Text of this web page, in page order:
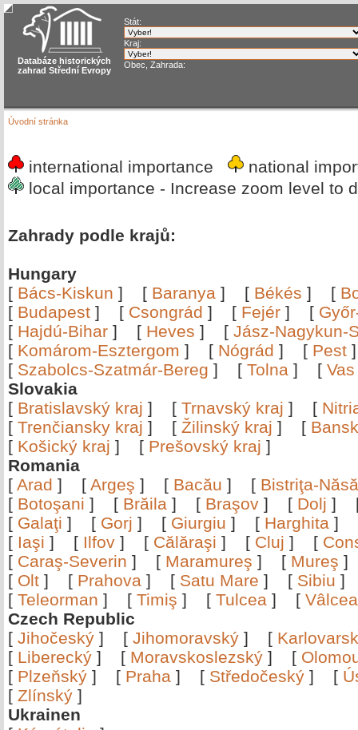
Databáze historických
zahrad Střední Evropy
Stát:
Kraj:
Obec, Zahrada:
Úvodní stránka
international importance
national
local importance - Increase zoom level to
Zahrady podle krajů:
Hungary
[ Bács-Kiskun ] [ Baranya ] [ Békés ] [
[ Budapest ] [ Csongrád ] [ Fejér ] [
[ Hajdú-Bihar ] [ Heves ] [ Jász-Nagykun-
[ Komárom-Esztergom ] [ Nógrád ] [ Pest
[ Szabolcs-Szatmár-Bereg ] [ Tolna ] [ Vas
Slovakia
[ Bratislavský kraj ] [ Trnavský kraj ] [
[ Trenčiansky kraj ] [ Žilinský kraj ] [
[ Košický kraj ] [ Prešovský kraj ]
Romania
[ Arad ] [ Argeş ] [ Bacău ] [ Bistriţa-
[ Botoşani ] [ Brăila ] [ Braşov ] [ Dolj ]
[ Galaţi ] [ Gorj ] [ Giurgiu ] [ Harghita ]
[ Iaşi ] [ Ilfov ] [ Călăraşi ] [ Cluj ] [
[ Caraş-Severin ] [ Maramureş ] [ Mureş
[ Olt ] [ Prahova ] [ Satu Mare ] [ Sibiu
[ Teleorman ] [ Timiş ] [ Tulcea ] [
Czech Republic
[ Jihočeský ] [ Jihomoravský ] [
[ Liberecký ] [ Moravskoslezský ] [
[ Plzeňský ] [ Praha ] [ Středočeský ] [
[ Zlínský ]
Ukrainen